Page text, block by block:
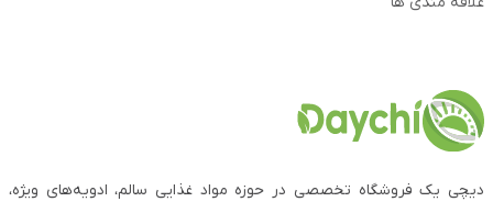
دیچی یک فروشگاه تخصصی در حوزه مواد غذایی سالم، ادویه‌های ویژه،